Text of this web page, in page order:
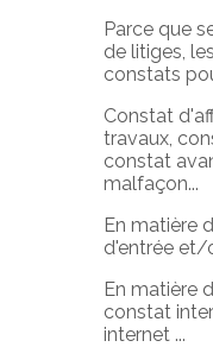
Parce que
de litiges,
constats
Constat
travaux,
constat
malfaçon...
En matière
d'entrée et/
En matière
constat
internet ...